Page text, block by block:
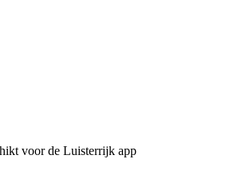
voor de Luisterrijk app